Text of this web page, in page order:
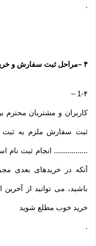
.
۴ –مراحل ثبت سفارش و
1-۴ –
کاربران و مشتریان محترم
ثبت سفارش ملزم به ثبت
................. انجام ثبت نام
آنکه در خریدهای بعدی
باشید، می توانید از آخرین
خرید خوب مطلع شوید
.